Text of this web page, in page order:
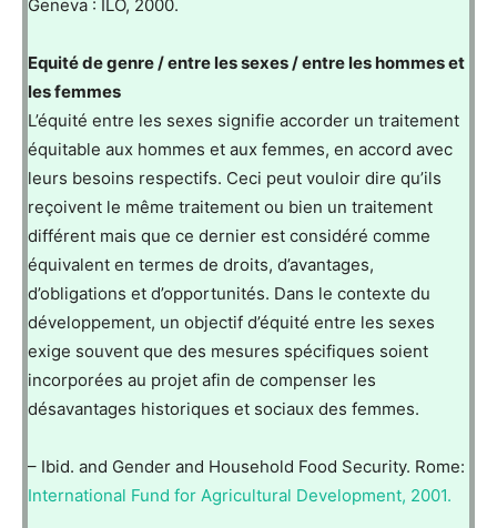
Geneva : ILO, 2000.
Equité de genre / entre les sexes / entre les hommes et
les femmes
L’équité entre les sexes signifie accorder un traitement
équitable aux hommes et aux femmes, en accord avec
leurs besoins respectifs. Ceci peut vouloir dire qu’ils
reçoivent le même traitement ou bien un traitement
différent mais que ce dernier est considéré comme
équivalent en termes de droits, d’avantages,
d’obligations et d’opportunités. Dans le contexte du
développement, un objectif d’équité entre les sexes
exige souvent que des mesures spécifiques soient
incorporées au projet afin de compenser les
désavantages historiques et sociaux des femmes.
– Ibid. and Gender and Household Food Security. Rome:
International Fund for Agricultural Development, 2001.